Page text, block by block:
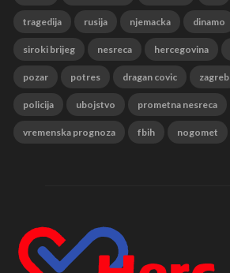
tragedija rusija njemacka dinamo
siroki brijeg nesreca hercegovina
pozar potres dragan covic zagreb
policija ubojstvo prometna nesreca
vremenska prognoza fbih nogomet